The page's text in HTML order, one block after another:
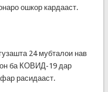
ошкор кардааст.
24 мубталои нав
ба КОВИД-19 дар
расидааст.